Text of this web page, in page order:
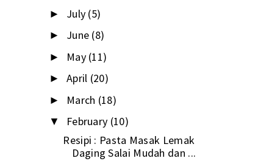
► July (5)
► June (8)
► May (11)
► April (20)
► March (18)
▼ February (10)
Resipi : Pasta Masak Lemak
Daging Salai Mudah dan ...